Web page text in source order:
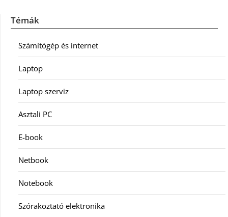
Témák
Számítógép és internet
Laptop
Laptop szerviz
Asztali PC
E-book
Netbook
Notebook
Szórakoztató elektronika